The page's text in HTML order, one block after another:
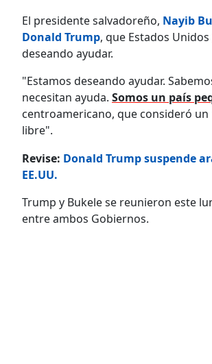
El presidente salvadoreño, Nayib
Donald Trump, que Estados Unidos
deseando ayudar.
"Estamos deseando ayudar.
necesitan ayuda. Somos un país
centroamericano, que consideró
libre".
Revise: Donald Trump suspende
EE.UU.
Trump y Bukele se reunieron este
entre ambos Gobiernos.